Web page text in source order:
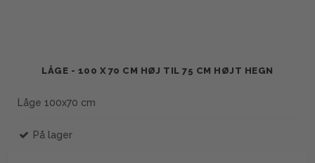
LÅGE - 100 X 70 CM HØJ TIL 75 CM HØJT HEGN
Låge 100x70 cm
På lager